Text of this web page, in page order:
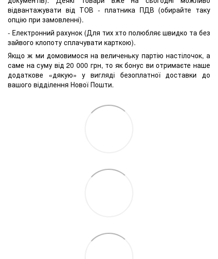
відвантажувати від ТОВ - платника ПДВ (обирайте таку
опцію при замовленні).
- Електронний рахунок (Для тих хто полюбляє швидко та без
зайвого клопоту сплачувати карткою).
Якщо ж ми домовимося на величеньку партію настілочок, а
саме на суму від 20 000 грн, то як бонус ви отримаєте наше
додаткове «дякую» у вигляді безоплатної доставки до
вашого відділення Нової Пошти.